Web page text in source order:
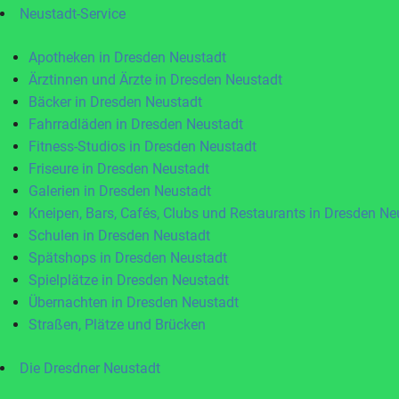
Neustadt-Service
Apotheken in Dresden Neustadt
Ärztinnen und Ärzte in Dresden Neustadt
Bäcker in Dresden Neustadt
Fahrradläden in Dresden Neustadt
Fitness-Studios in Dresden Neustadt
Friseure in Dresden Neustadt
Galerien in Dresden Neustadt
Kneipen, Bars, Cafés, Clubs und Restaurants in Dresden
Schulen in Dresden Neustadt
Spätshops in Dresden Neustadt
Spielplätze in Dresden Neustadt
Übernachten in Dresden Neustadt
Straßen, Plätze und Brücken
Die Dresdner Neustadt